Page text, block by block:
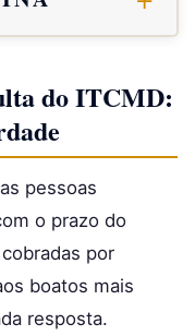
do ITCMD:
pessoas
o prazo do
por
boatos mais
resposta.